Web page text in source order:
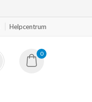
Helpcentrum
0